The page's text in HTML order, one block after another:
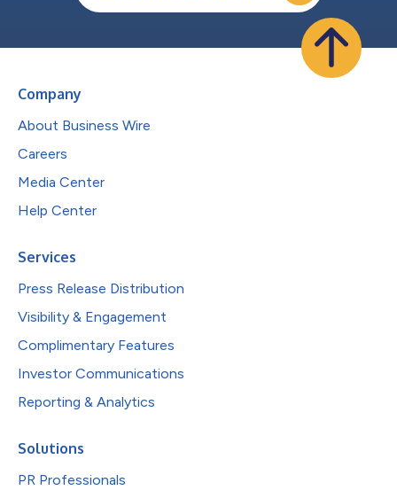
Company
About Business Wire
Careers
Media Center
Help Center
Services
Press Release Distribution
Visibility & Engagement
Complimentary Features
Investor Communications
Reporting & Analytics
Solutions
PR Professionals